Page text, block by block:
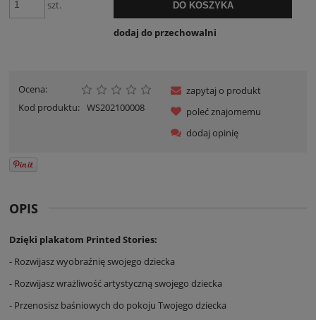
szt. DO KOSZYKA
dodaj do przechowalni
Ocena:
Kod produktu: WS202100008
zapytaj o produkt
poleć znajomemu
dodaj opinię
OPIS
Dzięki plakatom Printed Stories:
- Rozwijasz wyobraźnię swojego dziecka
- Rozwijasz wrażliwość artystyczną swojego dziecka
- Przenosisz baśniowych do pokoju Twojego dziecka